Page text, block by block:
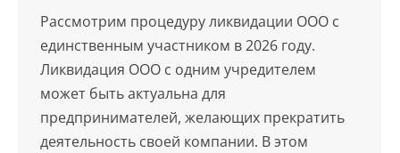
Рассмотрим процедуру ликвидации ООО с
единственным участником в 2026 году.
Ликвидация ООО с одним учредителем
может быть актуальна для
предпринимателей, желающих прекратить
деятельность своей компании. В этом